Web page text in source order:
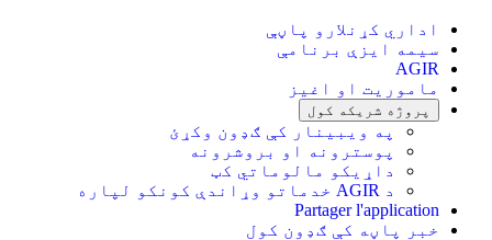
اداري کړنلارو پاڼې
سیمه ایزې برنامې
AGIR
ماموریت او اغیز
پروژه شریکه کول
په ویبینار کې ګډون وکړئ
پوسترونه او بروشرونه
داړیکو مالوماتي کټ
د AGIR خدماتو وړاندې کونکو لپاره
Partager l'application
خبر پاڼه کې ګډون کول